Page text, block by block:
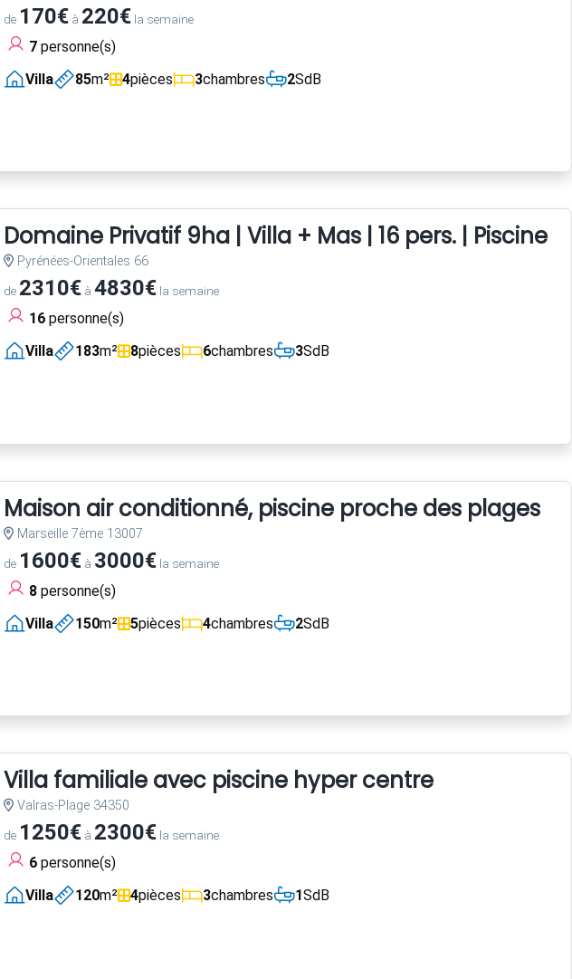
de 170€à 220€la semaine
7personne(s)
Villa
85m² 4pièces 3chambres 2SdB
Domaine Privatif 9ha | Villa + Mas | 16 pers. | Piscine
Pyrénées-Orientales 66
de 2310€à 4830€la semaine
16personne(s)
Villa
183m² 8pièces 6chambres 3SdB
Maison air conditionné, piscine proche des plages
Marseille 7ème 13007
de 1600€à 3000€la semaine
8personne(s)
Villa
150m² 5pièces 4chambres 2SdB
Villa familiale avec piscine hyper centre
Valras-Plage 34350
de 1250€à 2300€la semaine
6personne(s)
Villa
120m² 4pièces 3chambres 1SdB